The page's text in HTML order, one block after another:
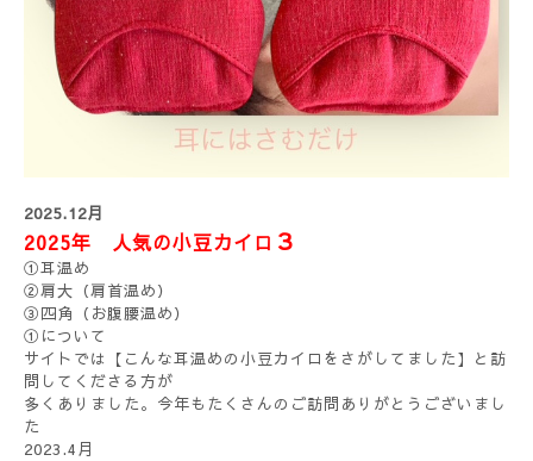
2025.12月
2025年 人気の小豆カイロ ３
①耳温め
②肩大（肩首温め）
③四角（お腹腰温め）
①について
サイトでは【こんな耳温めの小豆カイロをさがしてました】と訪
問してくださる方が
多くありました。今年もたくさんのご訪問ありがとうございまし
た
2023.4月